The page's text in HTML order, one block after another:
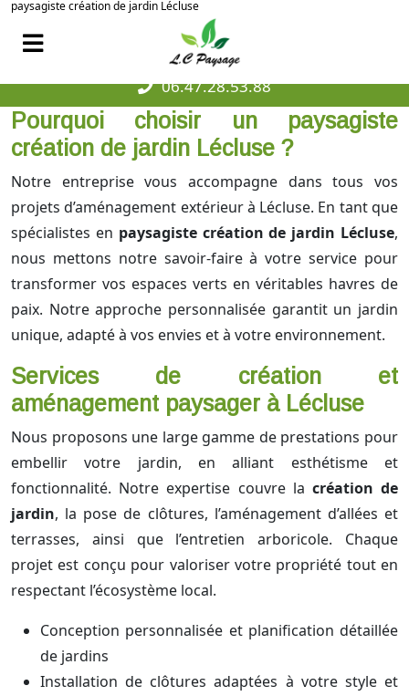
paysagiste création de jardin Lécluse
06.47.28.53.88
Pourquoi choisir un paysagiste
création de jardin Lécluse ?
Notre entreprise vous accompagne dans tous vos
projets d’aménagement extérieur à Lécluse. En tant que
spécialistes en paysagiste création de jardin Lécluse,
nous mettons notre savoir-faire à votre service pour
transformer vos espaces verts en véritables havres de
paix. Notre approche personnalisée garantit un jardin
unique, adapté à vos envies et à votre environnement.
Services de création et
aménagement paysager à Lécluse
Nous proposons une large gamme de prestations pour
embellir votre jardin, en alliant esthétisme et
fonctionnalité. Notre expertise couvre la création de
jardin, la pose de clôtures, l’aménagement d’allées et
terrasses, ainsi que l’entretien arboricole. Chaque
projet est conçu pour valoriser votre propriété tout en
respectant l’écosystème local.
Conception personnalisée et planification détaillée
de jardins
Installation de clôtures adaptées à votre style et